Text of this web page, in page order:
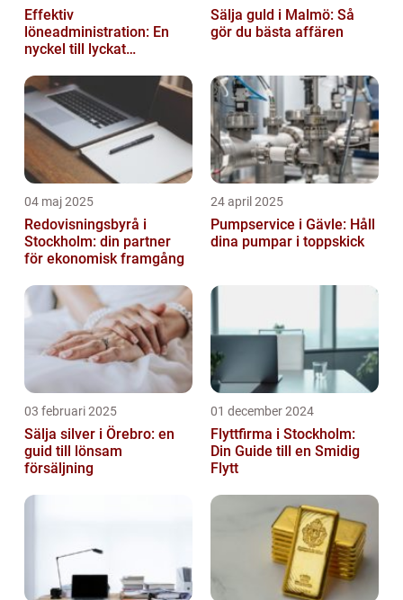
Effektiv
löneadministration: En
nyckel till lyckat
Sälja guld i Malmö: Så
gör du bästa affären
04 maj 2025
Redovisningsbyrå i
Stockholm: din partner
för ekonomisk framgång
24 april 2025
Pumpservice i Gävle: Håll
dina pumpar i toppskick
03 februari 2025
Sälja silver i Örebro: en
guid till lönsam
försäljning
01 december 2024
Flyttfirma i Stockholm:
Din Guide till en Smidig
Flytt